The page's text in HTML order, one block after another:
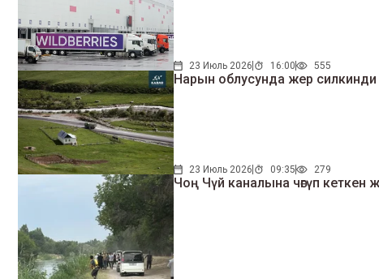
23 Июль 2026 16:00 555
Нарын облусунда жер силкинди
23 Июль 2026 09:35 279
Чоң Чүй каналына чөгүп кеткен